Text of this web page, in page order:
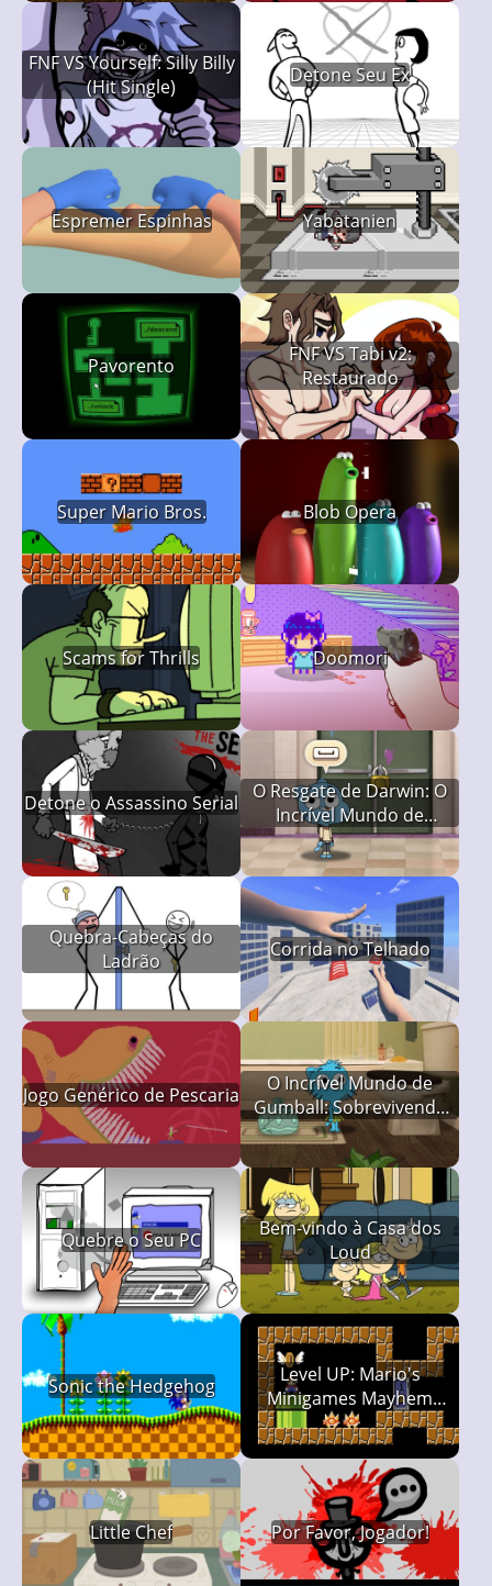
FNF VS Yourself: Silly Billy
(Hit Single)
Detone Seu Ex
Espremer Espinhas Yabatanien
Pavorento
FNF VS Tabi v2:
Restaurado
Super Mario Bros. Blob Opera
Scams for Thrills Doomori
Detone o Assassino Serial
O Resgate de Darwin: O
Incrível Mundo de
Gumball
Quebra-Cabeças do
Ladrão
Corrida no Telhado
Jogo Genérico de Pescaria
O Incrível Mundo de
Gumball: Sobrevivendo
Sozinho em Casa
Quebre o Seu PC
Bem-vindo à Casa dos
Loud
Sonic the Hedgehog
Level UP: Mario's
Minigames Mayhem
(LUMMM)
Little Chef Por Favor, Jogador!